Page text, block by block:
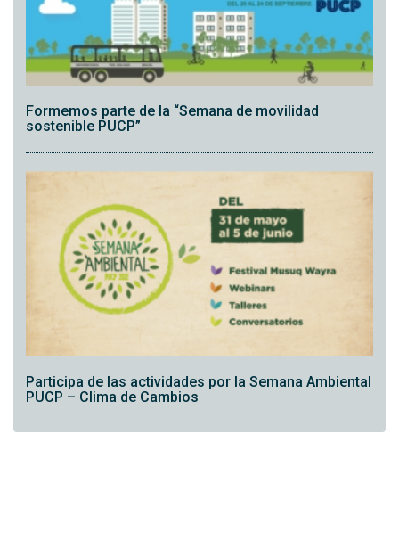
Formemos parte de la “Semana de movilidad
sostenible PUCP”
Participa de las actividades por la Semana Ambiental
PUCP – Clima de Cambios